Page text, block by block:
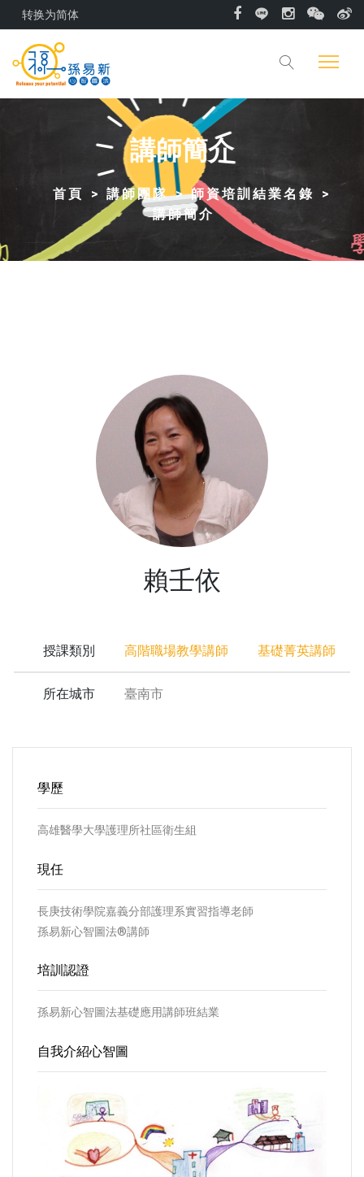
转换为简体
講師簡介
首頁 講師團隊
師資培訓結業名錄
講師簡介
賴壬依
授課類別 高階職場教學講師 基礎菁英講師
所在城市 臺南市
學歷
高雄醫學大學護理所社區衛生組
現任
長庚技術學院嘉義分部護理系實習指導老師
孫易新心智圖法®講師
培訓認證
孫易新心智圖法基礎應用講師班結業
自我介紹心智圖